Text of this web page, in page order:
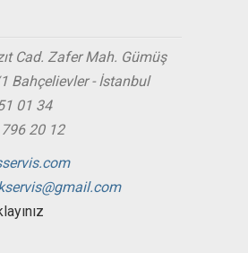
Cad. Zafer Mah. Gümüş
Bahçelievler - İstanbul
01 34
20 12